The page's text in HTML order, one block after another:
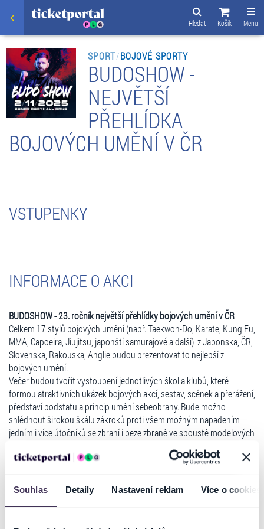
Souhlas Detaily Nastavení reklam Více o cookies
Menu
Košík
Hledat
SPORT/BOJOVÉ SPORTY
BUDOSHOW -
NEJVĚTŠÍ
PŘEHLÍDKA
BOJOVÝCH UMĚNÍ V ČR
VSTUPENKY
INFORMACE O AKCI
BUDOSHOW - 23. ročník největší přehlídky bojových umění v ČR
Celkem 17 stylů bojových umění (např. Taekwon-Do, Karate, Kung Fu,
MMA, Capoeira, Jiujitsu, japonští samurajové a další) z Japonska, ČR,
Slovenska, Rakouska, Anglie budou prezentovat to nejlepší z
bojových umění.
Večer budou tvořit vystoupení jednotlivých škol a klubů, které
formou atraktivních ukázek bojových akcí, sestav, scének a přerážení,
představí podstatu a princip umění sebeobrany. Bude možno
shlédnout širokou škálu zákroků proti všem možným napadením
jedním i více útočníků se zbraní i beze zbraně ve spoustě modelových
Program bude doplněn soutěžemi pro diváky, kteří se každoročně
zapojují do celého dění, uvidíte i ohnivou show nunchaku, fitness
sestavu a taneční vystoupení.
Moderátorem bude opět
Jakub Kohák.
Číst více